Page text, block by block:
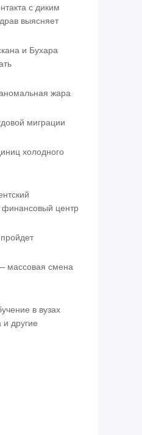
с диким
выясняет
и Бухара
жара
миграции
холодного
центр
массовая смена
в вузах
и другие